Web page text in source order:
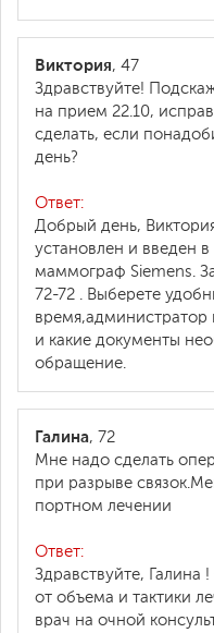
Виктория, 47
Здравствуйте!
на прием 22.10,
сделать, если
день?
Ответ:
Добрый день,
установлен и введен
маммограф Siemens.
72-72 . Выберете
время,администратор
и какие документы
обращение.
Галина, 72
Мне надо сделать
при разрыве
портном лечении
Ответ:
Здравствуйте, Галина
от объема и тактики
врач на очной